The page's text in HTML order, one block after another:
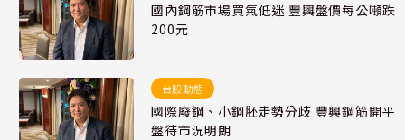
國內鋼筋市場買氣低迷 豐興盤價每公噸跌
200元
台股動態
國際廢鋼、小鋼胚走勢分歧 豐興鋼筋開平
盤待市況明朗